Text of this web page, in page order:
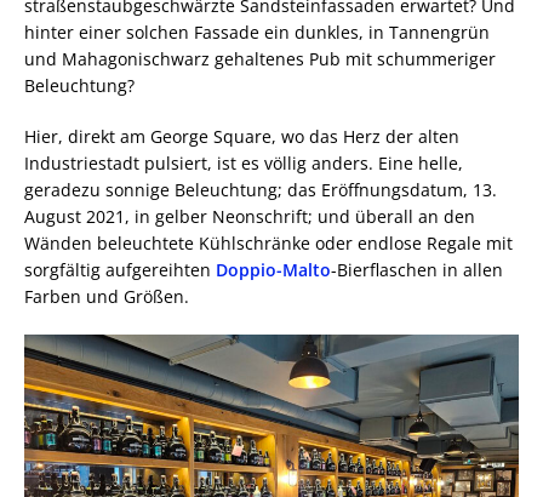
straßenstaubgeschwärzte Sandsteinfassaden erwartet? Und
hinter einer solchen Fassade ein dunkles, in Tannengrün
und Mahagonischwarz gehaltenes Pub mit schummeriger
Beleuchtung?
Hier, direkt am George Square, wo das Herz der alten
Industriestadt pulsiert, ist es völlig anders. Eine helle,
geradezu sonnige Beleuchtung; das Eröffnungsdatum, 13.
August 2021, in gelber Neonschrift; und überall an den
Wänden beleuchtete Kühlschränke oder endlose Regale mit
sorgfältig aufgereihten Doppio-Malto-Bierflaschen in allen
Farben und Größen.